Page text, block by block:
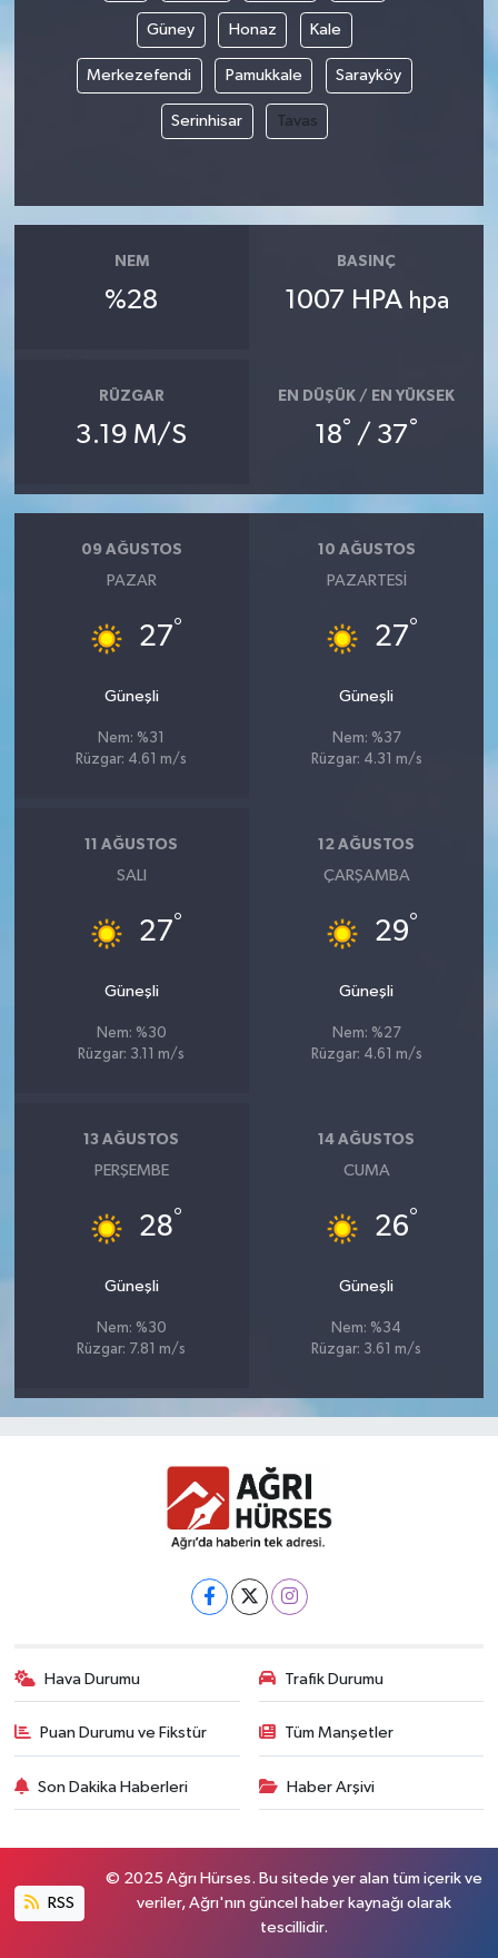
Güney Honaz Kale
Merkezefendi Pamukkale Sarayköy
Serinhisar Tavas
NEM
%28
BASINÇ
1007 HPA hpa
RÜZGAR
3.19 M/S
EN DÜŞÜK / EN YÜKSEK
18° / 37°
09 AĞUSTOS
PAZAR
27°
Güneşli
Nem: %31
Rüzgar: 4.61 m/s
10 AĞUSTOS
PAZARTESI
27°
Güneşli
Nem: %37
Rüzgar: 4.31 m/s
11 AĞUSTOS
SALI
27°
Güneşli
Nem: %30
Rüzgar: 3.11 m/s
12 AĞUSTOS
ÇARŞAMBA
29°
Güneşli
Nem: %27
Rüzgar: 4.61 m/s
13 AĞUSTOS
PERŞEMBE
28°
Güneşli
Nem: %30
Rüzgar: 7.81 m/s
14 AĞUSTOS
CUMA
26°
Güneşli
Nem: %34
Rüzgar: 3.61 m/s
Hava Durumu Trafik Durumu
Puan Durumu ve Fikstür Tüm Manşetler
Son Dakika Haberleri Haber Arşivi
RSS
© 2025 Ağrı Hürses. Bu sitede yer alan tüm içerik ve
veriler, Ağrı'nın güncel haber kaynağı olarak
tescillidir.